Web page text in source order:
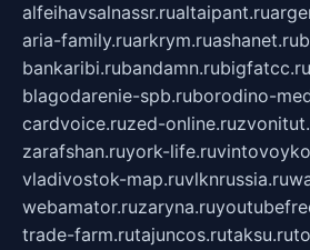
alfeihavsalnassr.rualtaipant.ru
aria-family.ruarkrym.ruashanet.ru
bankaribi.rubandamn.rubigfatcc.ru
blagodarenie-spb.ruborodino-
cardvoice.ruzed-online.ru
zarafshan.ruyork-life.ru
vladivostok-map.ruvlknrussia.ru
webamator.ruzaryna.ru
trade-farm.rutajuncos.rutaksu.ru